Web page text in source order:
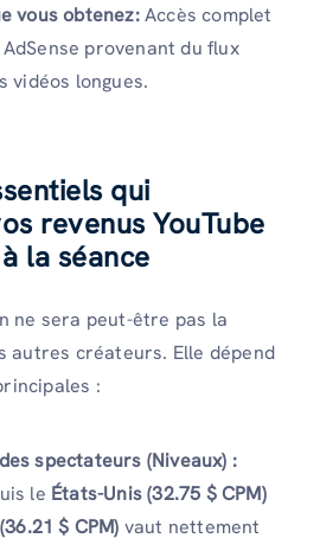
vous obtenez:Accès complet
provenant du flux
vidéos longues.
qui
revenus YouTube
la séance
ne sera peut-être pas la
autres créateurs. Elle dépend
:
spectateurs (Niveaux) :
le États-Unis (32.75 $ CPM)
$ CPM) vaut nettement